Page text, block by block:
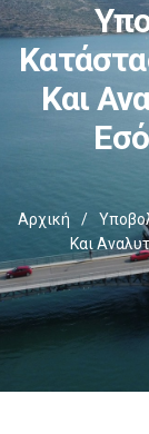
Και
Αρχική /
Και